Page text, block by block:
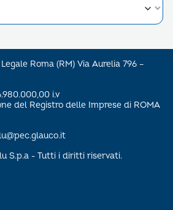
Roma (RM) Via Aurelia 796 –
i.v
del Registro delle Imprese di ROMA
S.p.a - Tutti i diritti riservati.